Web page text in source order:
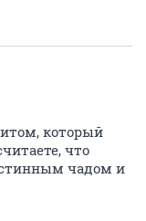
который
что
чадом и